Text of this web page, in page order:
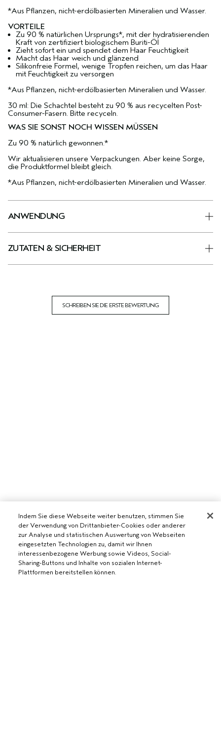
*Aus Pflanzen, nicht-erdölbasierten Mineralien und Wasser.
VORTEILE
Zu 90 % natürlichen Ursprungs*, mit der hydratisierenden
Kraft von zertifiziert biologischem Buriti-Öl
Zieht sofort ein und spendet dem Haar Feuchtigkeit
Macht das Haar weich und glänzend
Silikonfreie Formel, wenige Tropfen reichen, um das Haar
mit Feuchtigkeit zu versorgen
*Aus Pflanzen, nicht-erdölbasierten Mineralien und Wasser.
30 ml: Die Schachtel besteht zu 90 % aus recycelten Post-
Consumer-Fasern. Bitte recyceln.
WAS SIE SONST NOCH WISSEN MÜSSEN
Zu 90 % natürlich gewonnen.*
Wir aktualisieren unsere Verpackungen. Aber keine Sorge,
die Produktformel bleibt gleich.
*Aus Pflanzen, nicht-erdölbasierten Mineralien und Wasser.
ANWENDUNG
ZUTATEN & SICHERHEIT
SCHREIBEN SIE DIE ERSTE BEWERTUNG
AVEDA SALON WERDEN
Indem Sie diese Webseite weiter benutzen, stimmen Sie
der Verwendung von Drittanbieter-Cookies oder anderer
zur Analyse und statistischen Auswertung von Webseiten
eingesetzten Technologien zu, damit wir Ihnen
interessenbezogene Werbung sowie Videos, Social-
Sharing-Buttons und Inhalte von sozialen Internet-
Plattformen bereitstellen können.